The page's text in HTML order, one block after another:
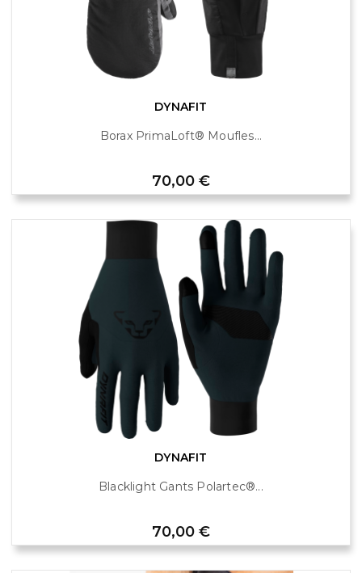
DYNAFIT
Borax PrimaLoft® Moufles...
Prix
70,00 €
DYNAFIT
Blacklight Gants Polartec®...
Prix
70,00 €